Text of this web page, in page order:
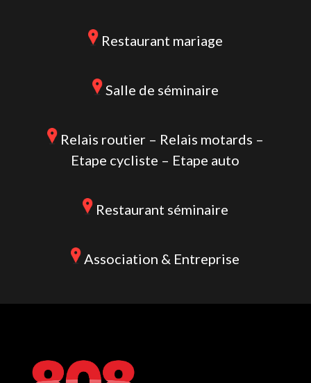
Restaurant mariage
Salle de séminaire
Relais routier – Relais motards –
Etape cycliste – Etape auto
Restaurant séminaire
Association & Entreprise